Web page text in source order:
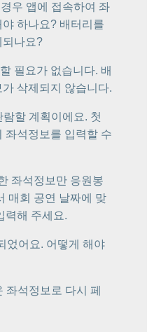
우 앱에 접속하여 좌
하나요? 배터리를
되나요?
필요가 없습니다. 배
삭제되지 않습니다.
할 계획이에요. 첫
좌석정보를 입력할 수
좌석정보만 응원봉
매회 공연 날짜에 맞
력해 주세요.
었어요. 어떻게 해야
좌석정보로 다시 페